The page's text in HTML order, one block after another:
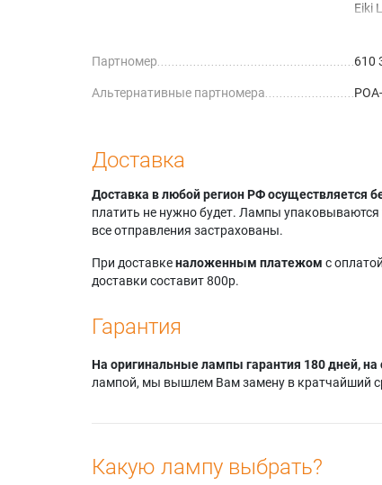
Eiki
Eiki
Партномер 610
Альтернативные партномера
Доставка
Доставка в любой регион РФ осуществляется
платить не нужно будет. Лампы упаковываются
все отправления застрахованы.
При доставкеналоженным платежом с
доставки составит 800р.
Гарантия
На оригинальные лампы гарантия 180 дней,
лампой, мы вышлем Вам замену в кратчайший
Какую лампу выбрать?